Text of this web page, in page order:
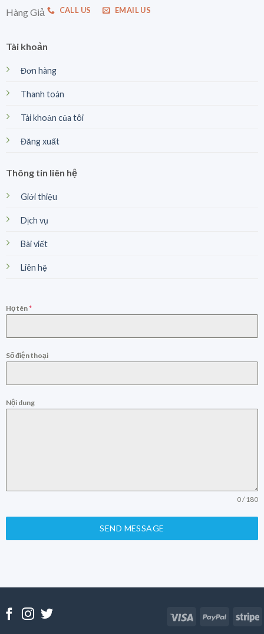
Hàng Giả
CALL US EMAIL US
Tài khoản
Đơn hàng
Thanh toán
Tài khoản của tôi
Đăng xuất
Thông tin liên hệ
Giới thiệu
Dịch vụ
Bài viết
Liên hệ
Họ tên*
Số điện thoại
Nội dung
0 / 180
SEND MESSAGE